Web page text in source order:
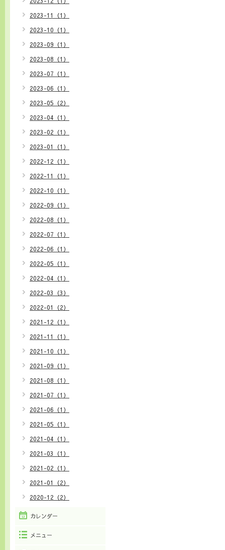
2023-11（1）
2023-10（1）
2023-09（1）
2023-08（1）
2023-07（1）
2023-06（1）
2023-05（2）
2023-04（1）
2023-02（1）
2023-01（1）
2022-12（1）
2022-11（1）
2022-10（1）
2022-09（1）
2022-08（1）
2022-07（1）
2022-06（1）
2022-05（1）
2022-04（1）
2022-03（3）
2022-01（2）
2021-12（1）
2021-11（1）
2021-10（1）
2021-09（1）
2021-08（1）
2021-07（1）
2021-06（1）
2021-05（1）
2021-04（1）
2021-03（1）
2021-02（1）
2021-01（2）
2020-12（2）
カレンダー
メニュー